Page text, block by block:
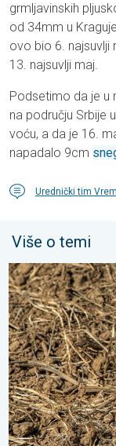
grmljavinskih
od 34mm u
ovo bio 6. najsuvlji
13. najsuvlji maj.
Podsetimo da je u
na području Srbije
voću, a da je 16.
napadalo 9cm
Urednički tim
Više o temi
Toplota sve brže